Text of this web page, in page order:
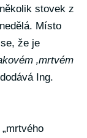
stovek z
Místo
že je
‚mrtvém
Ing.